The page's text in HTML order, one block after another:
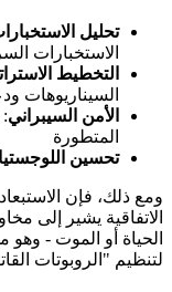
تحليل
الاستخبارات
التخطيط
السيناريوهات
الأمن السيبراني :
المتطورة
تحسين
ومع ذلك، فإن
الاتفاقية يشير إلى
الحياة أو الموت - وهو
لتنظيم "الروبوتات